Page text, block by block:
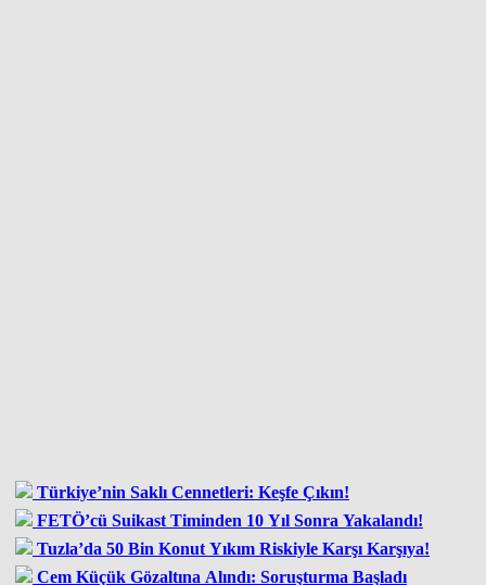
Türkiye’nin Saklı Cennetleri: Keşfe Çıkın!
FETÖ’cü Suikast Timinden 10 Yıl Sonra Yakalandı!
Tuzla’da 50 Bin Konut Yıkım Riskiyle Karşı Karşıya!
Cem Küçük Gözaltına Alındı: Soruşturma Başladı